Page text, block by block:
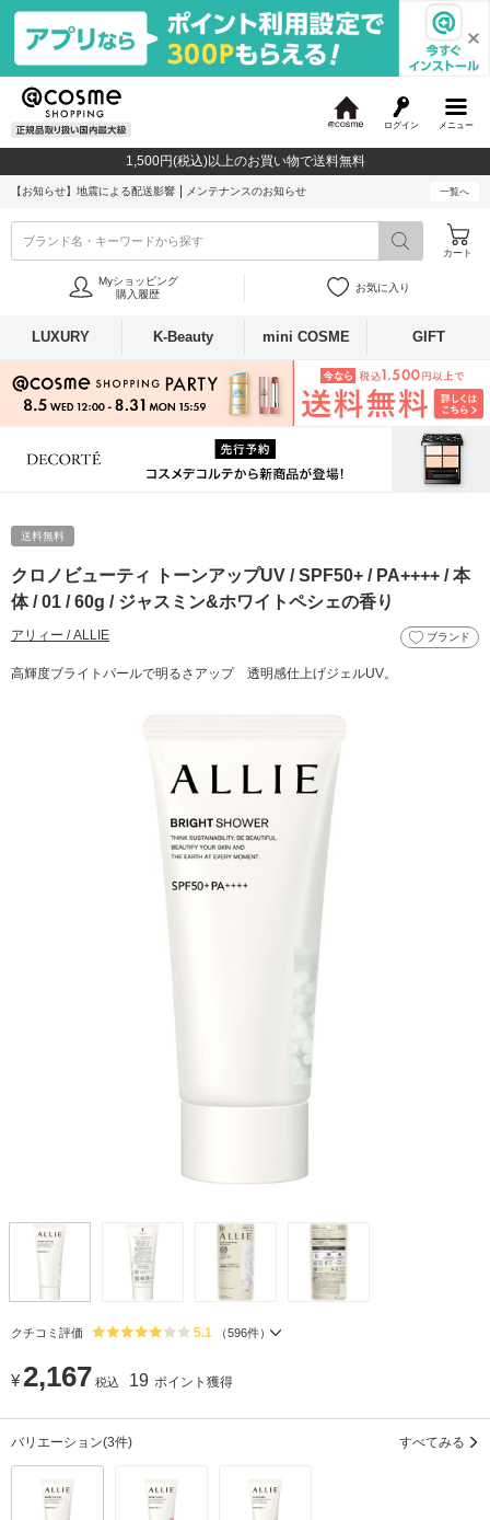
メニュー
ログイン
c
o
1,500円(税込)以上のお買い物で送料無料
【お知らせ】 地震による配送影響 メンテナンスのお知らせ 一覧へ
ブランド名・キーワードから探す
カート
Myショッピング
購入履歴
お気に入り
LUXURY K-Beauty mini COSME GIFT
送料無料
クロノビューティ トーンアップUV / SPF50+ / PA++++ / 本
体 / 01 / 60g / ジャスミン&ホワイトペシェの香り
アリィー / ALLIE ブランド
高輝度ブライトパールで明るさアップ 透明感仕上げジェルUV。
クチコミ評価 5.1 （596件）
¥ 2,167 税込 19 ポイント獲得
バリエーション(3件) すべてみる